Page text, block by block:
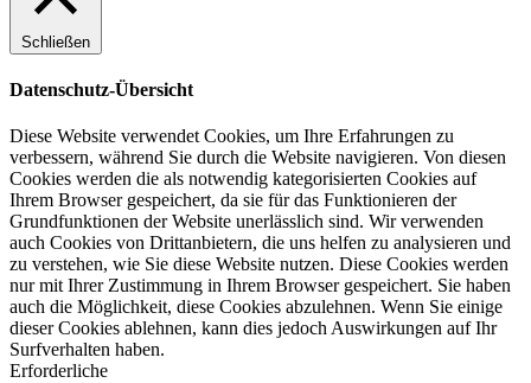
Schließen
Datenschutz-Übersicht
Diese Website verwendet Cookies, um Ihre Erfahrungen zu
verbessern, während Sie durch die Website navigieren. Von diesen
Cookies werden die als notwendig kategorisierten Cookies auf
Ihrem Browser gespeichert, da sie für das Funktionieren der
Grundfunktionen der Website unerlässlich sind. Wir verwenden
auch Cookies von Drittanbietern, die uns helfen zu analysieren und
zu verstehen, wie Sie diese Website nutzen. Diese Cookies werden
nur mit Ihrer Zustimmung in Ihrem Browser gespeichert. Sie haben
auch die Möglichkeit, diese Cookies abzulehnen. Wenn Sie einige
dieser Cookies ablehnen, kann dies jedoch Auswirkungen auf Ihr
Surfverhalten haben.
Erforderliche